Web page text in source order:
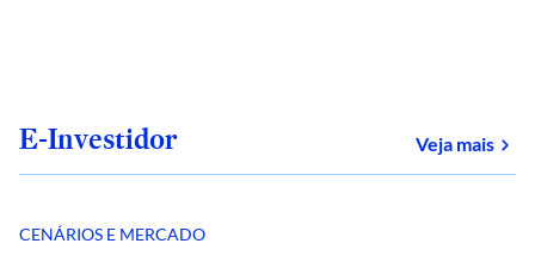
E-Investidor Veja mais
CENÁRIOS E MERCADO